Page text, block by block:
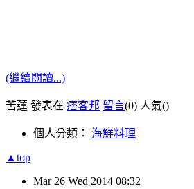
(繼續閱讀...)
苦蓮 發表在 痞客邦 留言(0) 人氣()
個人分類： 海鮮料理
▲top
Mar 26 Wed 2014 08:32